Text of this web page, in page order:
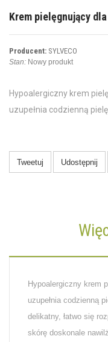
Krem pielęgnujący dla
Producent: SYLVECO
Stan: Nowy produkt
Hypoalergiczny krem
uzupełnia codzienną
Tweetuj Udostępnij
Hypoalergiczny krem
uzupełnia codzienną
delikatny, łatwo się
skórę doskonale